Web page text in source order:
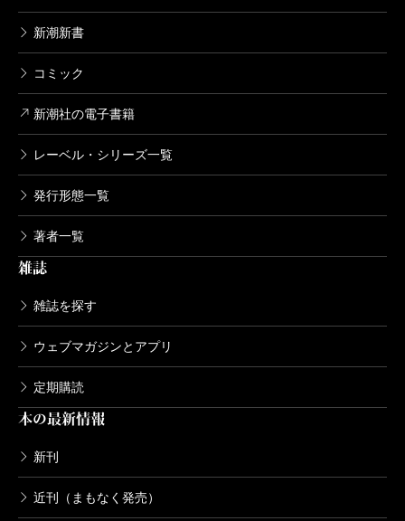
新潮新書
コミック
新潮社の電子書籍
レーベル・シリーズ一覧
発行形態一覧
著者一覧
雑誌
雑誌を探す
ウェブマガジンとアプリ
定期購読
本の最新情報
新刊
近刊（まもなく発売）